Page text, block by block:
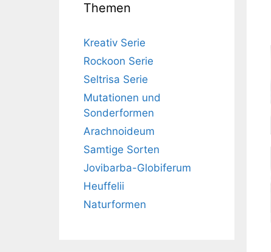
Themen
Kreativ Serie
Rockoon Serie
Seltrisa Serie
Mutationen und
Sonderformen
Arachnoideum
Samtige Sorten
Jovibarba-Globiferum
Heuffelii
Naturformen